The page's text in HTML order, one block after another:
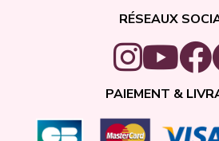
RÉSEAUX
PAIEMENT &